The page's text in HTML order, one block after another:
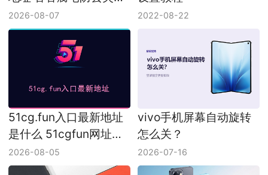
接最新地址
2026-08-07 2022-08-22
51cg.fun入口最新地址
是什么 51cgfun网址最
新链接
2026-08-05
vivo手机屏幕自动旋转
怎么关？
2026-07-16